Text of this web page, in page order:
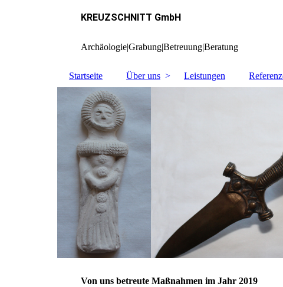
KREUZSCHNITT GmbH
Archäologie|Grabung|Betreuung|Beratung
Startseite Über uns Leistungen
Von uns betreute Maßnahmen im Jahr 2019